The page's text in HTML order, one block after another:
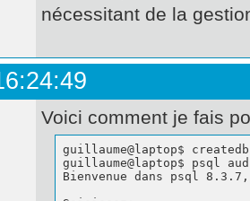
nécessitant de la
Voici comment je fais
guillaume@laptop$
guillaume@laptop$ psql
Bienvenue dans psql